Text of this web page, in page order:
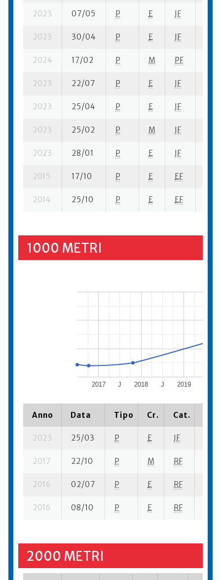
2023 07/05 P E JF
2023 30/04 P E JF
2024 17/02 P M PF
2023 22/07 P E JF
2023 25/04 P E JF
2023 25/02 P M JF
2023 28/01 P E JF
2015 17/10 P E EF
2014 25/10 P E EF
1000 METRI
2017 2018 2019
J J
Anno Data Tipo Cr. Cat.
2023 25/03 P E JF
2017 22/10 P M RF
2016 02/07 P E RF
2016 08/10 P E RF
2000 METRI